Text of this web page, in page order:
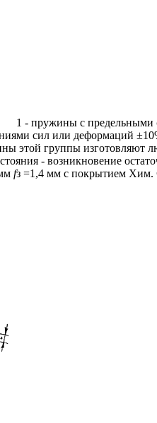
1 - пружины с предельными
сил или деформаций
этой группы изготовляют
- возникновение
fз =1,4 мм с покрытием